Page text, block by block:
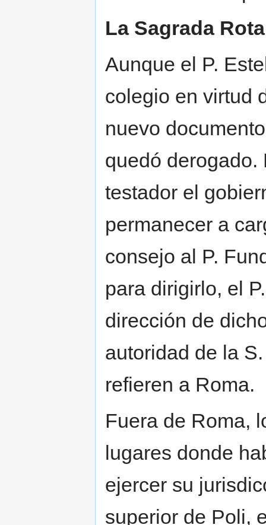
La Sagrada Rota
Aunque el P.
colegio en virtud
nuevo
quedó derogado.
testador el
permanecer a
consejo al P.
para dirigirlo, el
dirección de
autoridad de la
refieren a Roma.
Fuera de Roma,
lugares donde
ejercer su
superior de Poli,